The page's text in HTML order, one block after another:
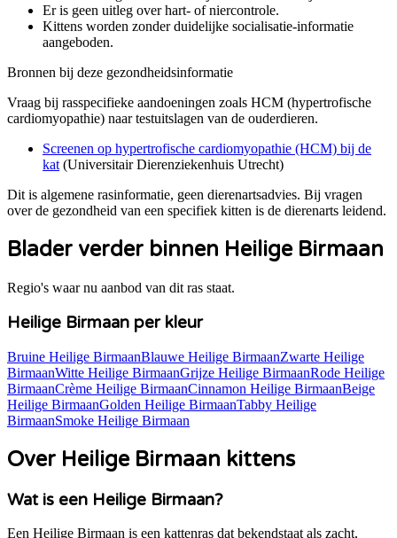
Er is geen uitleg over hart- of niercontrole.
Kittens worden zonder duidelijke socialisatie-informatie
aangeboden.
Bronnen bij deze gezondheidsinformatie
Vraag bij rasspecifieke aandoeningen zoals HCM (hypertrofische
cardiomyopathie) naar testuitslagen van de ouderdieren.
Screenen op hypertrofische cardiomyopathie (HCM) bij de
kat (Universitair Dierenziekenhuis Utrecht)
Dit is algemene rasinformatie, geen dierenartsadvies. Bij vragen
over de gezondheid van een specifiek kitten is de dierenarts leidend.
Blader verder binnen Heilige Birmaan
Regio's waar nu aanbod van dit ras staat.
Heilige Birmaan per kleur
Bruine Heilige BirmaanBlauwe Heilige BirmaanZwarte Heilige
BirmaanWitte Heilige BirmaanGrijze Heilige BirmaanRode Heilige
BirmaanCrème Heilige BirmaanCinnamon Heilige BirmaanBeige
Heilige BirmaanGolden Heilige BirmaanTabby Heilige
BirmaanSmoke Heilige Birmaan
Over Heilige Birmaan kittens
Wat is een Heilige Birmaan?
Een Heilige Birmaan is een kattenras dat bekendstaat als zacht,